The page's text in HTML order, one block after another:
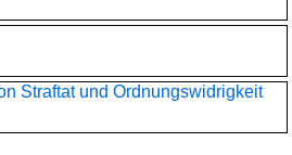
Straftat und Ordnungswidrigkeit